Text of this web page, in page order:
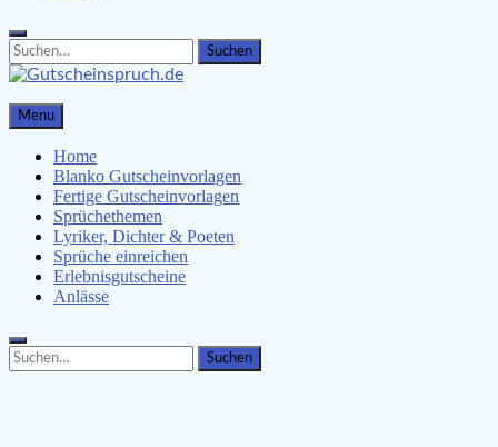
Search
for:
Search
Gutscheinspruch.de
Gutscheinsprüche & Gutscheinvorlagen finden
Menu
Home
Blanko Gutscheinvorlagen
Fertige Gutscheinvorlagen
Sprüchethemen
Lyriker, Dichter & Poeten
Sprüche einreichen
Erlebnisgutscheine
Anlässe
Search
for:
Search